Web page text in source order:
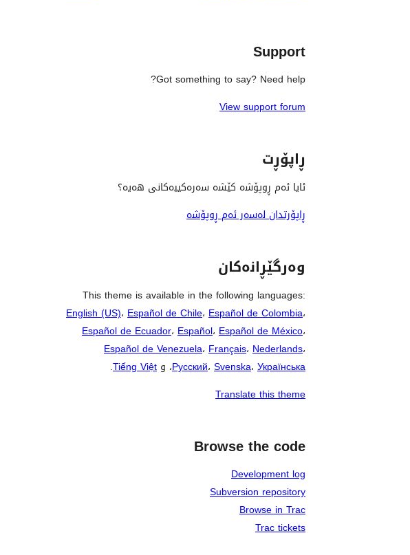
Support
Got something to say? Need help?
View support forum
ڕاپۆڕت
ئایا ئەم ڕوپۆشە کێشە سەرەکییەکانی هەیە؟
ڕاپۆرتدان لەسەر ئەم ڕوپۆشە
وەرگێڕانەکان
This theme is available in the following languages:
English (US)، Español de Chile، Español de Colombia،
Español de Ecuador، Español، Español de México،
Español de Venezuela، Français، Nederlands،
Русский، Svenska، Українська ، و Tiếng Việt
.
Translate this theme
Browse the code
Development log
Subversion repository
Browse in Trac
Trac tickets